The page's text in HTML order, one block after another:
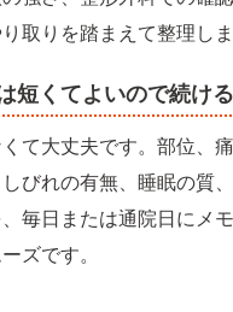
取りを踏まえて整理しま
短くてよいので続ける
て大丈夫です。部位、
びれの有無、睡眠の質
毎日または通院日にメ
ズです。